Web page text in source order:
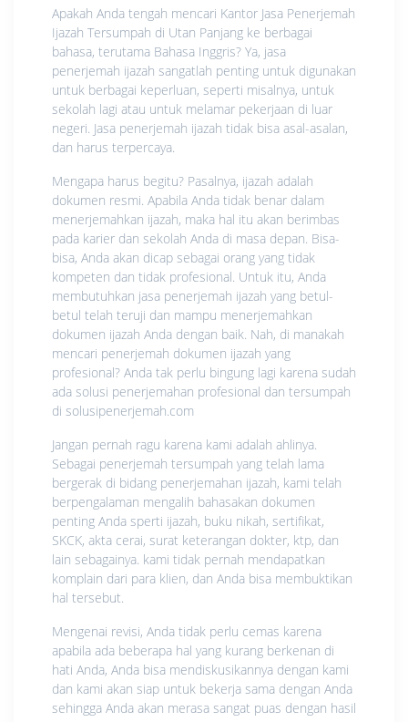
Apakah Anda tengah mencari Kantor Jasa Penerjemah
Ijazah Tersumpah di Utan Panjang ke berbagai
bahasa, terutama Bahasa Inggris? Ya, jasa
penerjemah ijazah sangatlah penting untuk digunakan
untuk berbagai keperluan, seperti misalnya, untuk
sekolah lagi atau untuk melamar pekerjaan di luar
negeri. Jasa penerjemah ijazah tidak bisa asal-asalan,
dan harus terpercaya.
Mengapa harus begitu? Pasalnya, ijazah adalah
dokumen resmi. Apabila Anda tidak benar dalam
menerjemahkan ijazah, maka hal itu akan berimbas
pada karier dan sekolah Anda di masa depan. Bisa-
bisa, Anda akan dicap sebagai orang yang tidak
kompeten dan tidak profesional. Untuk itu, Anda
membutuhkan jasa penerjemah ijazah yang betul-
betul telah teruji dan mampu menerjemahkan
dokumen ijazah Anda dengan baik. Nah, di manakah
mencari penerjemah dokumen ijazah yang
profesional? Anda tak perlu bingung lagi karena sudah
ada solusi penerjemahan profesional dan tersumpah
di solusipenerjemah.com
Jangan pernah ragu karena kami adalah ahlinya.
Sebagai penerjemah tersumpah yang telah lama
bergerak di bidang penerjemahan ijazah, kami telah
berpengalaman mengalih bahasakan dokumen
penting Anda sperti ijazah, buku nikah, sertifikat,
SKCK, akta cerai, surat keterangan dokter, ktp, dan
lain sebagainya. kami tidak pernah mendapatkan
komplain dari para klien, dan Anda bisa membuktikan
hal tersebut.
Mengenai revisi, Anda tidak perlu cemas karena
apabila ada beberapa hal yang kurang berkenan di
hati Anda, Anda bisa mendiskusikannya dengan kami
dan kami akan siap untuk bekerja sama dengan Anda
sehingga Anda akan merasa sangat puas dengan hasil